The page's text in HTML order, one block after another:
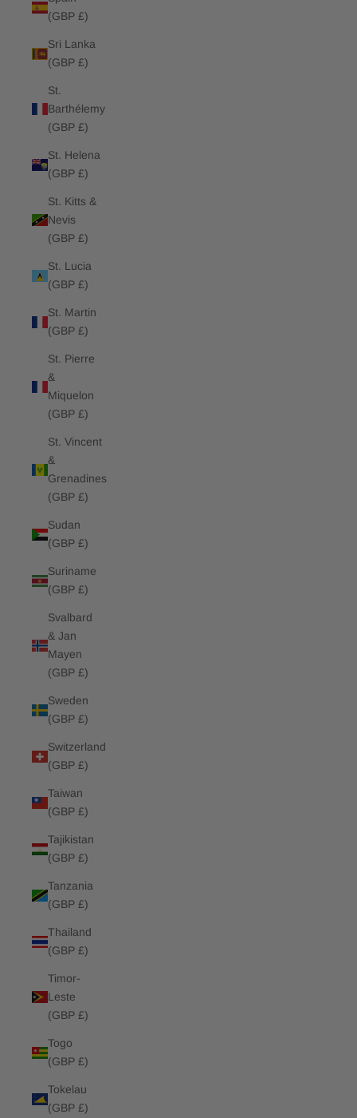
(GBP £)
Sri Lanka
(GBP £)
St.
Barthélemy
(GBP £)
St. Helena
(GBP £)
St. Kitts &
Nevis
(GBP £)
St. Lucia
(GBP £)
St. Martin
(GBP £)
St. Pierre
&
Miquelon
(GBP £)
St. Vincent
&
Grenadines
(GBP £)
Sudan
(GBP £)
Suriname
(GBP £)
Svalbard
& Jan
Mayen
(GBP £)
Sweden
(GBP £)
Switzerland
(GBP £)
Taiwan
(GBP £)
Tajikistan
(GBP £)
Tanzania
(GBP £)
Thailand
(GBP £)
Timor-
Leste
(GBP £)
Togo
(GBP £)
Tokelau
(GBP £)